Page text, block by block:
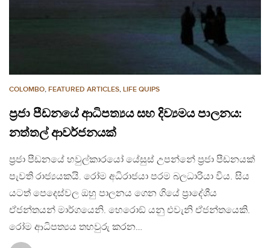
COLOMBO, FEATURED ARTICLES, LIFE QUIPS
ප‍්‍රජා පීඩනයේ ආධිපත්‍යය සහ දිව්‍යමය පාලනය:
නත්තල් ආවර්ජනයක්
ප‍්‍රජා පීඩනයේ හවුල්කාරයෝ යේසුස් උපන්නේ ප‍්‍රජා පීඩනයක්
පැවති රාජ්‍යයකයි. රෝම අධිරාජයා පරම බලධාරියා විය. සිය
යටත් පෙදෙස්වල ඔහු පාලනය ගෙන ගියේ ප‍්‍රාදේශීය
ඒජන්තයන් මාර්ගයෙනි. හෙරොඞ් යනු එවැනි ඒජන්තයෙකි.
රෝම ආධිපත්‍යය තහවුරු කරන…